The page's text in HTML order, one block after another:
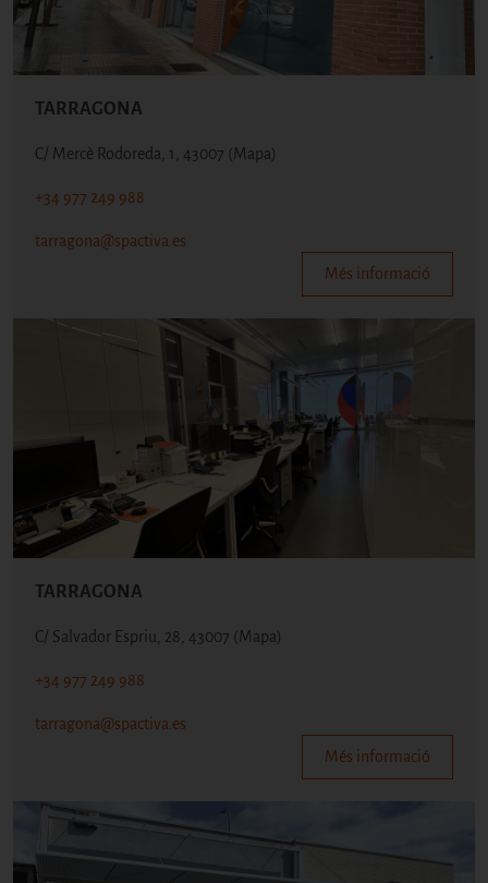
TARRAGONA
C/ Mercè Rodoreda, 1, 43007 (Mapa)
+34 977 249 988
tarragona@spactiva.es
Més informació
TARRAGONA
C/ Salvador Espriu, 28, 43007 (Mapa)
+34 977 249 988
tarragona@spactiva.es
Més informació